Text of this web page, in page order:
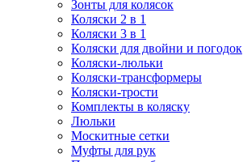
Зонты для колясок
Коляски 2 в 1
Коляски 3 в 1
Коляски для двойни и погодок
Коляски-люльки
Коляски-трансформеры
Коляски-трости
Комплекты в коляску
Люльки
Москитные сетки
Муфты для рук